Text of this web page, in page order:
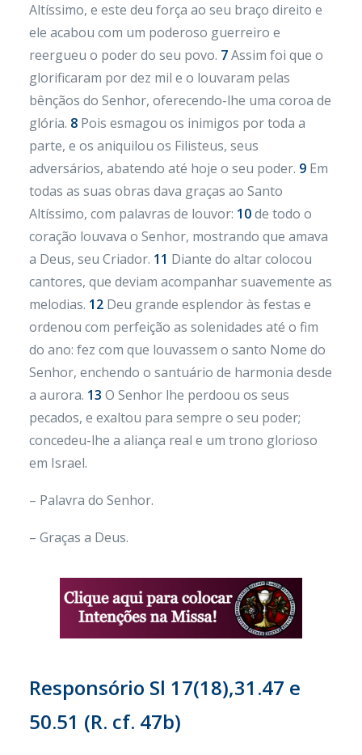
Altíssimo, e este deu força ao seu braço direito e
ele acabou com um poderoso guerreiro e
reergueu o poder do seu povo. 7Assim foi que o
glorificaram por dez mil e o louvaram pelas
bênçãos do Senhor, oferecendo-lhe uma coroa de
glória. 8 Pois esmagou os inimigos por toda a
parte, e os aniquilou os Filisteus, seus
adversários, abatendo até hoje o seu poder. 9 Em
todas as suas obras dava graças ao Santo
Altíssimo, com palavras de louvor: 10de todo o
coração louvava o Senhor, mostrando que amava
a Deus, seu Criador. 11 Diante do altar colocou
cantores, que deviam acompanhar suavemente as
melodias. 12 Deu grande esplendor às festas e
ordenou com perfeição as solenidades até o fim
do ano: fez com que louvassem o santo Nome do
Senhor, enchendo o santuário de harmonia desde
a aurora. 13 O Senhor lhe perdoou os seus
pecados, e exaltou para sempre o seu poder;
concedeu-lhe a aliança real e um trono glorioso
em Israel.
– Palavra do Senhor.
– Graças a Deus.
Responsório Sl 17(18),31.47 e
50.51 (R. cf. 47b)